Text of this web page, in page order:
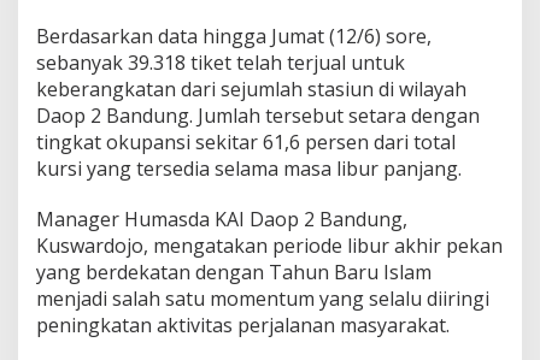
Berdasarkan data hingga Jumat (12/6) sore,
sebanyak 39.318 tiket telah terjual untuk
keberangkatan dari sejumlah stasiun di wilayah
Daop 2 Bandung. Jumlah tersebut setara dengan
tingkat okupansi sekitar 61,6 persen dari total
kursi yang tersedia selama masa libur panjang.
Manager Humasda KAI Daop 2 Bandung,
Kuswardojo, mengatakan periode libur akhir pekan
yang berdekatan dengan Tahun Baru Islam
menjadi salah satu momentum yang selalu diiringi
peningkatan aktivitas perjalanan masyarakat.